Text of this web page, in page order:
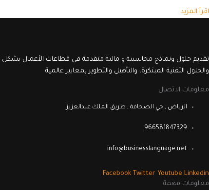
اقرأ المزيد
تقديم حلول ونماذج محاسبية و مالية متقدمة قي قطاعات الأعمال بشكل
والحلول التقنية المبتكرة، والتأهيل والتطوير بمعايير عالمية
معلومات الاتصال
الرياض , حي الصحافة , طريق الملك عبدالعزيز
966581847329
info@businesslanguage.net
Facebook Twitter Youtube Linkedin
معلومات مهمة